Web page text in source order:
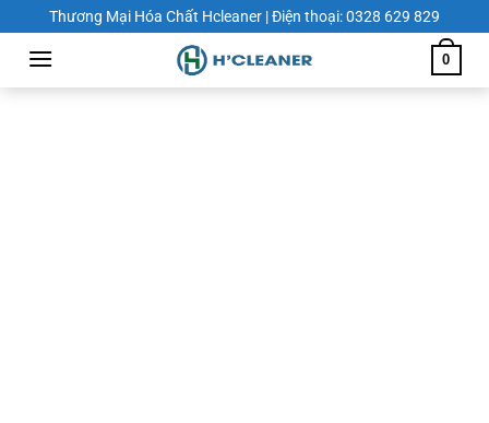
Chuyển
đến
dung
Thương Mại Hóa Chất Hcleaner | Điện thoại: 0328 629 829
0